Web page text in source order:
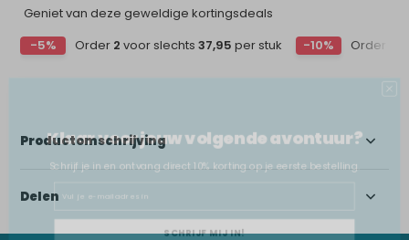
Geniet van deze geweldige kortingsdeals
-5%
Order 2 voor slechts37,95 per stuk -10% Order
Productomschrijving
Delen
Schrijf je in en ontvang direct 10% korting op je eerste bestelling.
Email
SCHRIJF MIJ IN!